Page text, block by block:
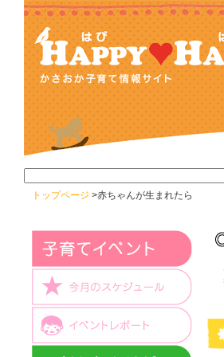
トップページ >赤ちゃんが生まれたら